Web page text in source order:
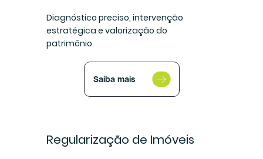
Diagnóstico preciso, intervenção
estratégica e valorização do
patrimônio.
Saiba mais
Regularização de Imóveis